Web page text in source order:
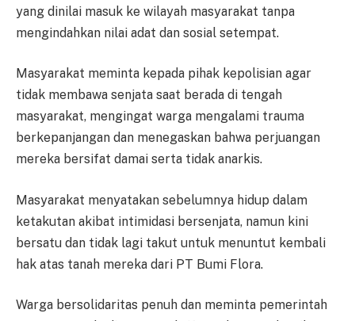
yang dinilai masuk ke wilayah masyarakat tanpa
mengindahkan nilai adat dan sosial setempat.
Masyarakat meminta kepada pihak kepolisian agar
tidak membawa senjata saat berada di tengah
masyarakat, mengingat warga mengalami trauma
berkepanjangan dan menegaskan bahwa perjuangan
mereka bersifat damai serta tidak anarkis.
Masyarakat menyatakan sebelumnya hidup dalam
ketakutan akibat intimidasi bersenjata, namun kini
bersatu dan tidak lagi takut untuk menuntut kembali
hak atas tanah mereka dari PT Bumi Flora.
Warga bersolidaritas penuh dan meminta pemerintah